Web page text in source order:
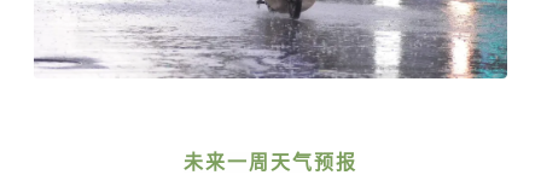
未来一周天气预报